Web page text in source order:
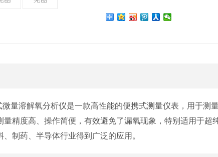
微量溶解氧分析仪是一款高性能的便携式测量仪表，用于测
量精度高、操作简便，有效避免了漏氧现象，特别适用于超
、制药、半导体行业得到广泛的应用。